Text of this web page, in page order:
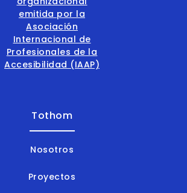
Tothom
Nosotros
Proyectos